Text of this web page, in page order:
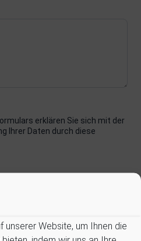
Website, um Ihnen die
erklären Sie sich mit der
Ihrer Daten durch diese